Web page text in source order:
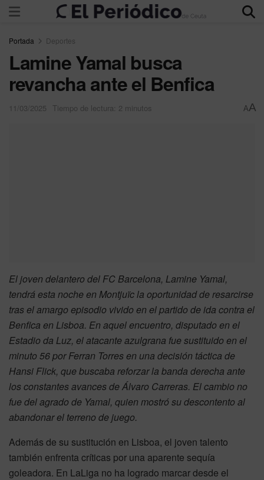
Portada Deportes
Lamine Yamal busca
revancha ante el Benfica
11/03/2025 Tiempo de lectura: 2 minutos AA
El joven delantero del FC Barcelona, Lamine Yamal,
tendrá esta noche en Montjuïc la oportunidad de resarcirse
tras el amargo episodio vivido en el partido de ida contra el
Benfica en Lisboa. En aquel encuentro, disputado en el
Estadio da Luz, el atacante azulgrana fue sustituido en el
minuto 56 por Ferran Torres en una decisión táctica de
Hansi Flick, que buscaba reforzar la banda derecha ante
los constantes avances de Álvaro Carreras. El cambio no
fue del agrado de Yamal, quien mostró su descontento al
abandonar el terreno de juego.
Además de su sustitución en Lisboa, el joven talento
también enfrenta críticas por una aparente sequía
goleadora. En LaLiga no ha logrado marcar desde el